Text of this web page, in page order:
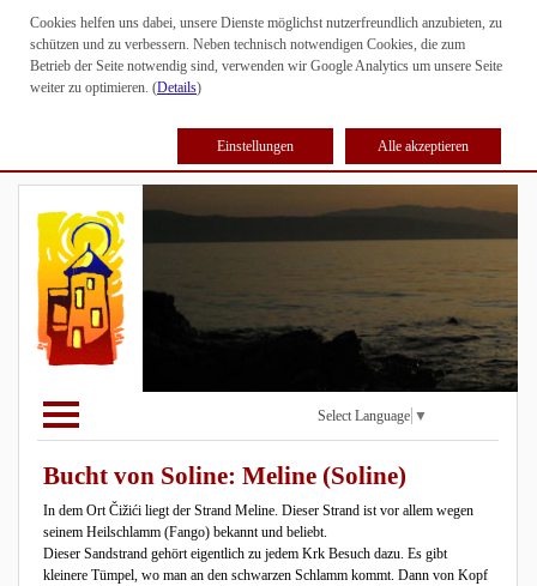
Cookies helfen uns dabei, unsere Dienste möglichst nutzerfreundlich anzubieten, zu
schützen und zu verbessern. Neben technisch notwendigen Cookies, die zum
Betrieb der Seite notwendig sind, verwenden wir Google Analytics um unsere Seite
weiter zu optimieren. (Details)
Einstellungen Alle akzeptieren
Select Language ▼
Bucht von Soline: Meline (Soline)
In dem Ort Čižići liegt der Strand Meline. Dieser Strand ist vor allem wegen
seinem Heilschlamm (Fango) bekannt und beliebt.
Dieser Sandstrand gehört eigentlich zu jedem Krk Besuch dazu. Es gibt
kleinere Tümpel, wo man an den schwarzen Schlamm kommt. Dann von Kopf